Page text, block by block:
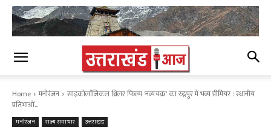
Home मनोरंजन
साइकोलाॅजिकल थ्रिलर फिल्म 'नव्यचक्र' का रुद्रपुर में भव्य प्रीमियर : स्थानीय
प्रतिभाओं...
मनोरंजन राज्य समाचार उत्तराखंड